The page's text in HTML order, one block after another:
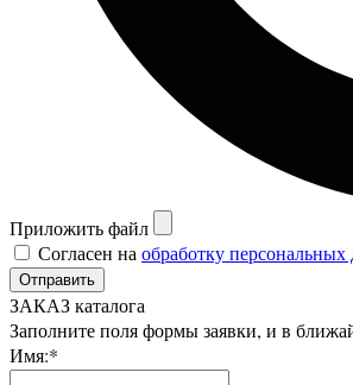
Приложить файл
Согласен на обработку
Отправить
ЗАКАЗ каталога
Заполните поля формы заявки, и в
Имя:*